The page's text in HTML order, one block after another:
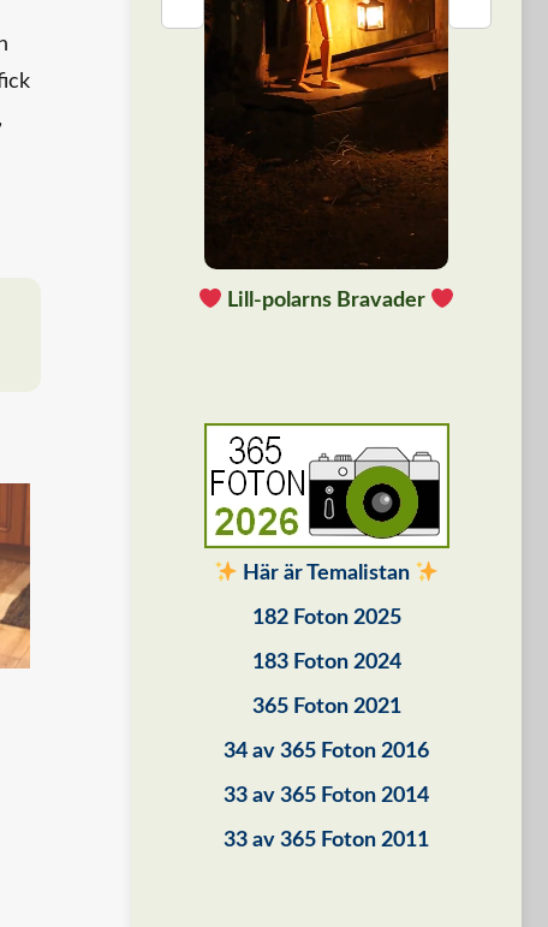
Lill-polarns Bravader
Här är Temalistan
182 Foton 2025
183 Foton 2024
365 Foton 2021
34 av 365 Foton 2016
33 av 365 Foton 2014
33 av 365 Foton 2011